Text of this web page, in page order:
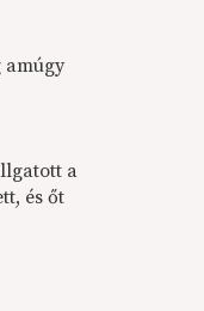
amúgy
a
és őt